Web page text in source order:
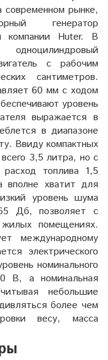
современном рынке,
генератор
компании Huter. В
с рабочим
сантиметров.
60 мм с ходом
уровень
выражается в
в диапазоне
Ввиду компактных
3,5 литра, но с
топлива 1,5
вполне хватит для
уровень шума
Дб, позволяет с
помещениях.
международному
электрического
номинального
В, а номинальная
небольшие
более чем
весу, масса